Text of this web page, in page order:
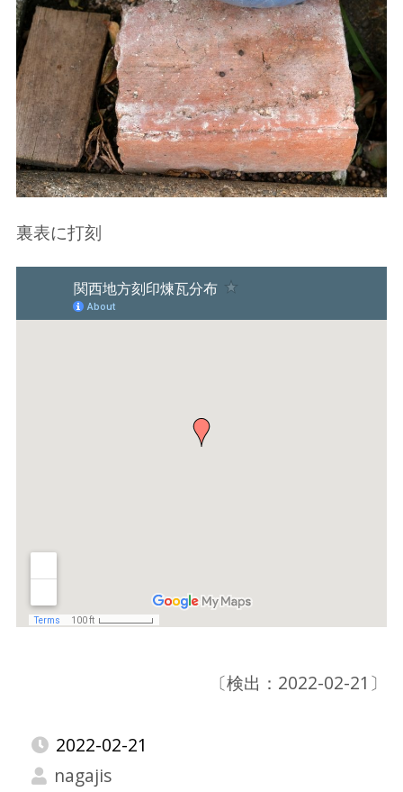
裏表に打刻
〔検出：2022-02-21〕
2022-02-21
nagajis